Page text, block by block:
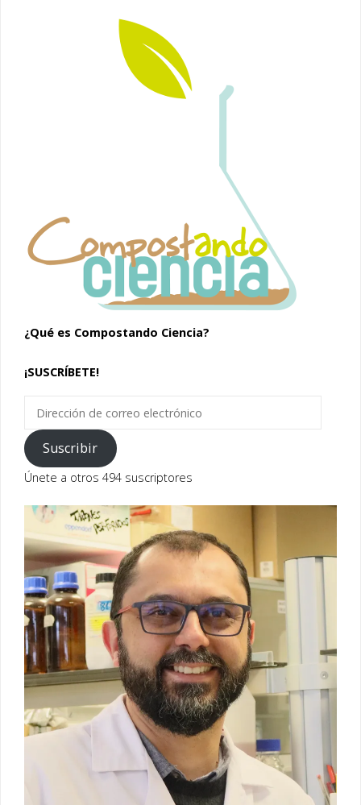
¿Qué es Compostando Ciencia?
¡SUSCRÍBETE!
correo
electrónico
Suscribir
Únete a otros 494 suscriptores